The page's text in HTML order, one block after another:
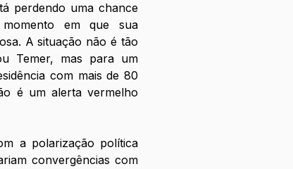
perdendo uma chance
em que sua
A situação não é tão
Temer, mas para um
com mais de 80
é um alerta vermelho
a polarização política
convergências com